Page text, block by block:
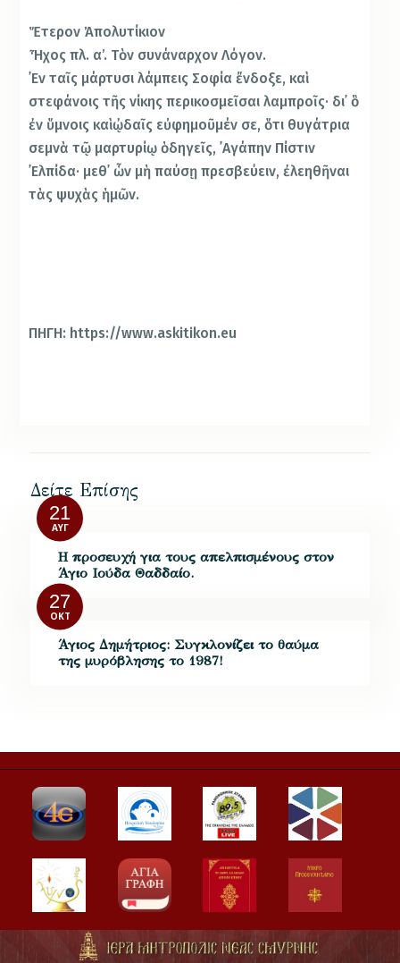
Ἕτερον Ἀπολυτίκιον
Ἦχος πλ. α’. Τὸν συνάναρχον Λόγον.
᾿Εν ταῖς μάρτυσι λάμπεις Σοφία ἔνδοξε, καὶ
στεφάνοις τῆς νίκης περι­κοσμεῖσαι λαμπροῖς· δι᾿ ὃ
ἐν ὕμνοις καὶ ᾠδαῖς εὐφημοῦμέν σε, ὅτι θυγάτρια
σεμνὰ τῷ μαρτυρίῳ ὁδηγεῖς, ᾿Αγάπην Πίστιν
᾿Ελπίδα· μεθ᾿ ὧν μὴ παύσῃ πρεσβεύειν, ἐλεηθῆναι
τὰς ψυχὰς ἡμῶν.
ΠΗΓΗ: https://www.askitikon.eu
Δείτε Επίσης
21
ΑΥΓ
Η προσευχή για τους απελπισμένους στον
Άγιο Ιούδα Θαδδαίο.
27
ΟΚΤ
Άγιος Δημήτριος: Συγκλονίζει το θαύμα
της μυρόβλησης το 1987!